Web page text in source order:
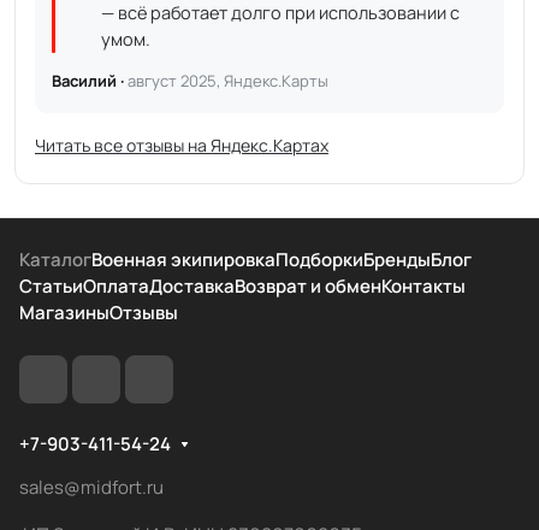
— всё работает долго при использовании с
умом.
Василий ·август 2025, Яндекс.Карты
Читать все отзывы на Яндекс.Картах
КаталогВоенная экипировкаПодборкиБрендыБлог
СтатьиОплатаДоставкаВозврат и обменКонтакты
МагазиныОтзывы
+7-903-411-54-24
sales@midfort.ru